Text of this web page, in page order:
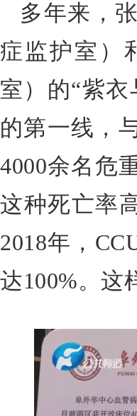
多年来，
症监护室）
室）的“紫
的第一线，
4000余名危
这种死亡率
2018年，
达100%。这